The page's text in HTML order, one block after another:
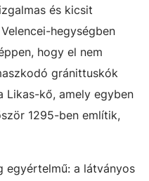
és kicsit
hegységben
hogy el nem
gránittuskók
kő, amely egyben
1295-ben említik,
egyértelmű: a látványos